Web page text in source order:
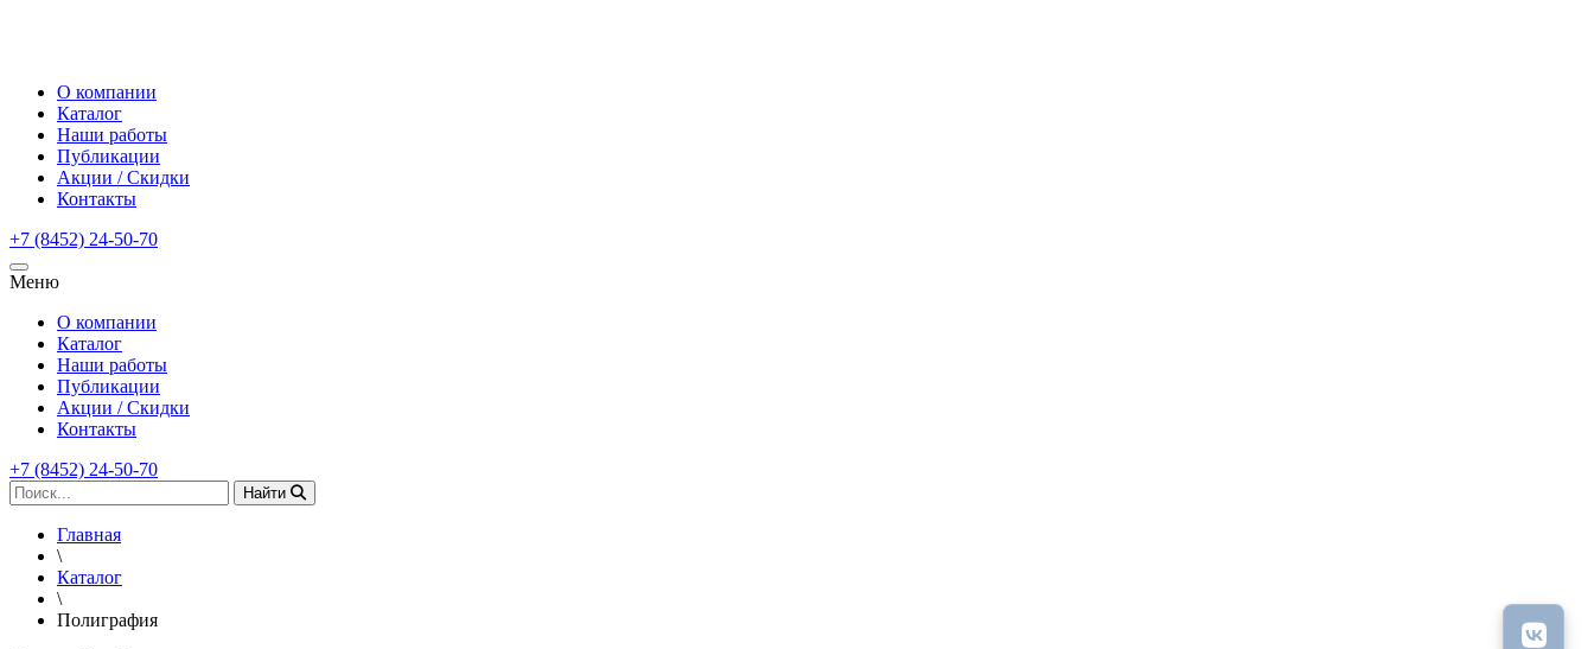
О компании
Каталог
Наши работы
Публикации
Акции / Скидки
Контакты
+7 (8452) 24-50-70
Меню
О компании
Каталог
Наши работы
Публикации
Акции / Скидки
Контакты
+7 (8452) 24-50-70
Найти
Главная
\
Каталог
\
Полиграфия